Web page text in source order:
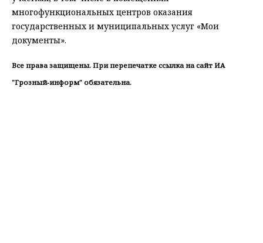
многофункциональных центров оказания
государственных и муниципальных услуг «Мои
документы».
Все права защищены. При перепечатке ссылка на сайт ИА
"Грозный-информ" обязательна.